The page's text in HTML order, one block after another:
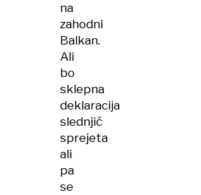
na
zahodni
Balkan.
Ali
bo
sklepna
deklaracija
slednjič
sprejeta
ali
pa
se